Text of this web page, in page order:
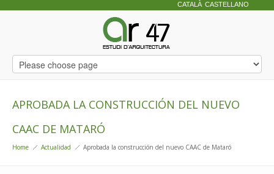
CATALÀ CASTELLANO
APROBADA LA CONSTRUCCIÓN DEL NUEVO
CAAC DE MATARÓ
Home Actualidad Aprobada la construcción del nuevo CAAC de Mataró